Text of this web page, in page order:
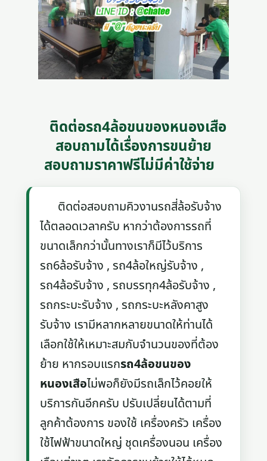
ติดต่อรถ4ล้อขนของหนองเสือ
สอบถามได้เรื่องการขนย้าย
สอบถามราคาฟรีไม่มีค่าใช้จ่าย
ติดต่อสอบถามคิวงานรถสี่ล้อรับจ้าง
ได้ตลอดเวลาครับ หากว่าต้องการรถที่
ขนาดเล็กกว่านั้นทางเราก็มีไว้บริการ
รถ6ล้อรับจ้าง , รถ4ล้อใหญ่รับจ้าง ,
รถ4ล้อรับจ้าง , รถบรรทุก4ล้อรับจ้าง ,
รถกระบะรับจ้าง , รถกระบะหลังคาสูง
รับจ้าง เรามีหลากหลายขนาดให้ท่านได้
เลือกใช้ให้เหมาะสมกับจำนวนของที่ต้อง
ย้าย หากรอบแรกรถ4ล้อขนของ
หนองเสือไม่พอก็ยังมีรถเล็กไว้คอยให้
บริการกันอีกครับ ปรับเปลี่ยนได้ตามที่
ลูกค้าต้องการ ของใช้ เครื่องครัว เครื่อง
ใช้ไฟฟ้าขนาดใหญ่ ชุดเครื่องนอน เครื่อง